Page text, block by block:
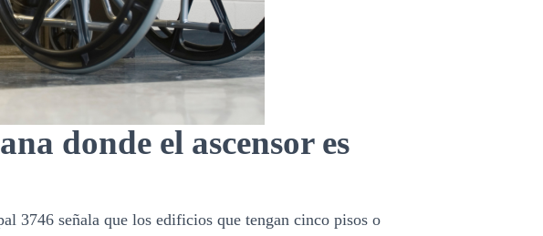
donde el ascensor es
3746 señala que los edificios que tengan cinco pisos o